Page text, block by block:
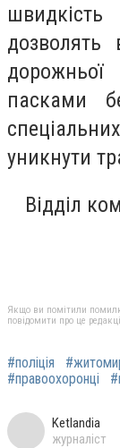
дозволять
пасками
уникнути
Відділ
Якщо ви помітили
повідомити про це
#поліція
#правоохоронці
Ketlandia
журналіст